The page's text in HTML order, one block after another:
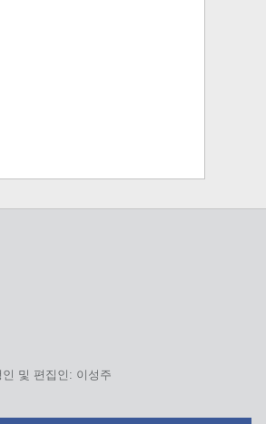
및 편집인: 이성주